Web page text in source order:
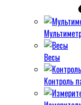
Весы
Контроль